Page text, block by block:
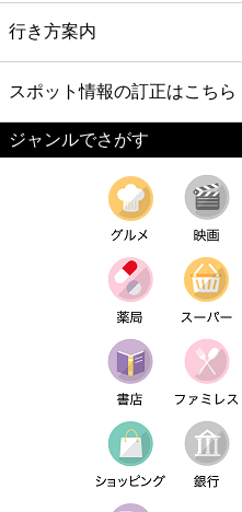
行き方案内
スポット情報の訂正はこちら
ジャンルでさがす